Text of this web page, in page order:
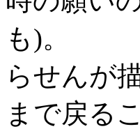
も)。
らせんが
まで戻る